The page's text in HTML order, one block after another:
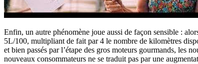
Enfin, un autre phénomène joue aussi de façon sensible :
5L/100, multipliant de fait par 4 le nombre de kilomètres
et bien passés par l’étape des gros moteurs gourmands, les
nouveaux consommateurs ne se traduit pas par une